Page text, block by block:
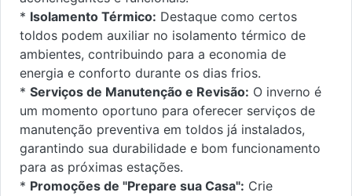
* Isolamento Térmico: Destaque como certos
toldos podem auxiliar no isolamento térmico de
ambientes, contribuindo para a economia de
energia e conforto durante os dias frios.
* Serviços de Manutenção e Revisão: O inverno é
um momento oportuno para oferecer serviços de
manutenção preventiva em toldos já instalados,
garantindo sua durabilidade e bom funcionamento
para as próximas estações.
* Promoções de "Prepare sua Casa": Crie